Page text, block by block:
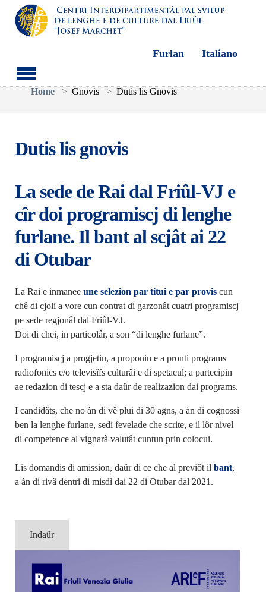
Aller au contenu principal
Furlan Italiano
Vous êtes ici:
Home
Gnovis Dutis lis Gnovis
Dutis lis gnovis
La sede de Rai dal Friûl-VJ e
cîr doi programiscj di lenghe
furlane. Il bant al scjât ai 22
di Otubar
La Rai e inmanee une selezion par titui e par proviscun
chê di cjoli a vore cun contrat di garzonât cuatri programiscj
pe sede regjonâl dal Friûl-VJ.
Doi di chei, in particolâr, a son “di lenghe furlane”.
I programiscj a progjetin, a proponin e a pronti programs
radiofonics e/o televisîfs culturâi e di spetacul; a partecipin
ae redazion di tescj e a sta daûr de realizazion dai programs.
I candidâts, che no àn di vê plui di 30 agns, a àn di cognossi
ben la lenghe furlane, sedi fevelade che scrite, e il lôr nivel
di competence al vignarà valutât cuntun prin colocui.
Lis domandis di amission, daûr di ce che al previôt il bant,
a àn di rivâ dentri di misdì dai 22 di Otubar dal 2021.
Indaûr